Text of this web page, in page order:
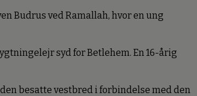
Budrus ved Ramallah, hvor en ung
syd for Betlehem. En 16-årig
besatte vestbred i forbindelse med den